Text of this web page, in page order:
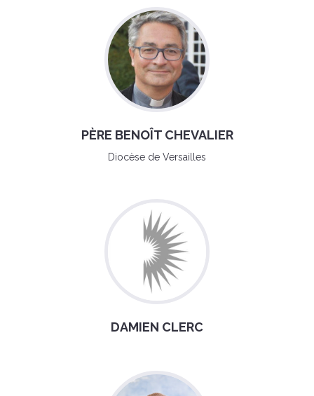
PÈRE BENOÎT CHEVALIER
Diocèse de Versailles
DAMIEN CLERC